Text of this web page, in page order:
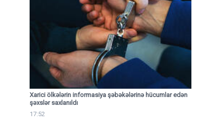
Xarici ölkələrin informasiya şəbəkələrinə hücumlar edən
şəxslər saxlanıldı
17:52